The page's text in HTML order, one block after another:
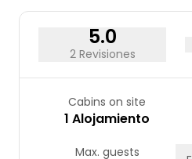
5.0
2 Revisiones
Cabins on site
1 Alojamiento
Max. guests